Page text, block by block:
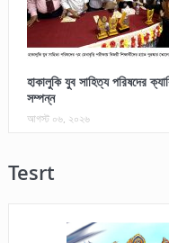
হাকালুকি যুব সাহিত্য পরিষদের
সম্পন্ন
আগস্ট ০৬, ২০২৬
Tesrt